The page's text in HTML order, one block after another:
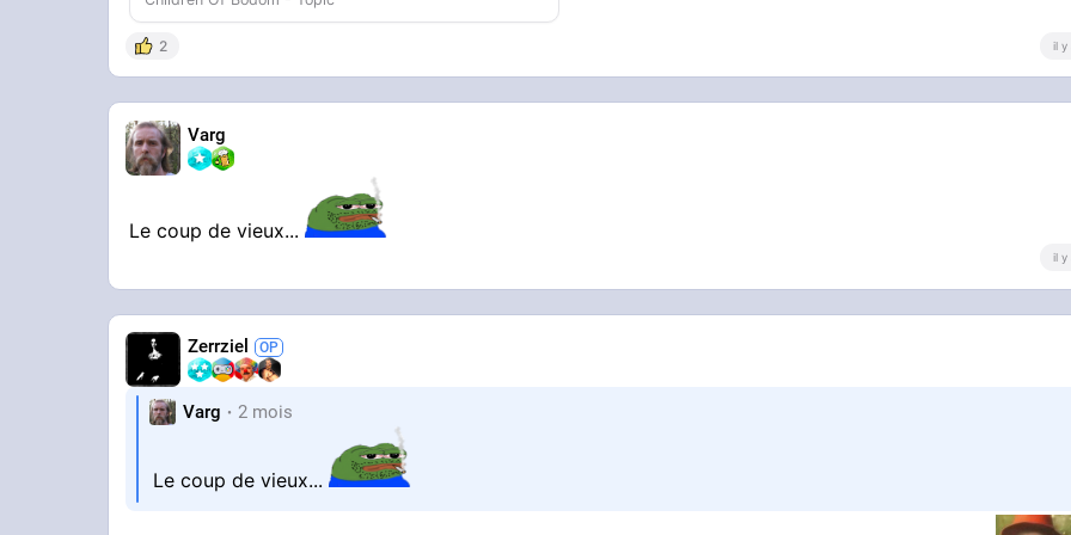
2 il y
Varg
Le coup de vieux...
il y
Zerrziel
Varg 2 mois
Le coup de vieux...